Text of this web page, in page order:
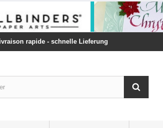
rapide - schnelle Lieferung